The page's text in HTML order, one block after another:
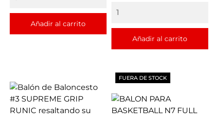
Añadir al carrito
Añadir al carrito
FUERA DE STOCK